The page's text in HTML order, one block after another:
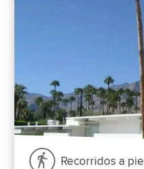
Recorridos a pie